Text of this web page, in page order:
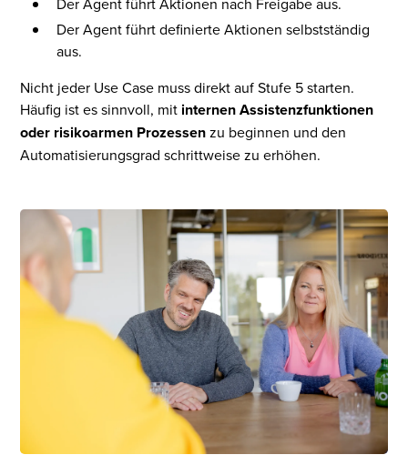
Der Agent führt definierte Aktionen selbstständig
aus.
Nicht jeder Use Case muss direkt auf Stufe 5 starten.
Häufig ist es sinnvoll, mit internen Assistenzfunktionen
oder risikoarmen Prozessenzu beginnen und den
Automatisierungsgrad schrittweise zu erhöhen.